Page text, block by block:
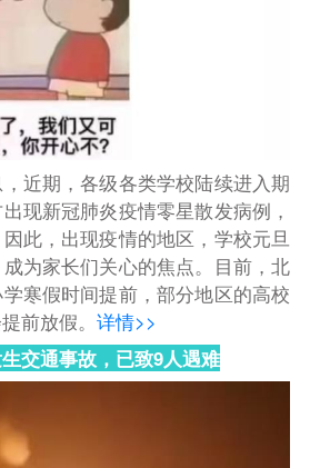
期，各级各类学校陆续进入期
现新冠肺炎疫情零星散发病例，
此，出现疫情的地区，学校元旦
为家长们关心的焦点。目前，北
寒假时间提前，部分地区的高校
前放假。 详情>>
交通事故，已致9人遇难